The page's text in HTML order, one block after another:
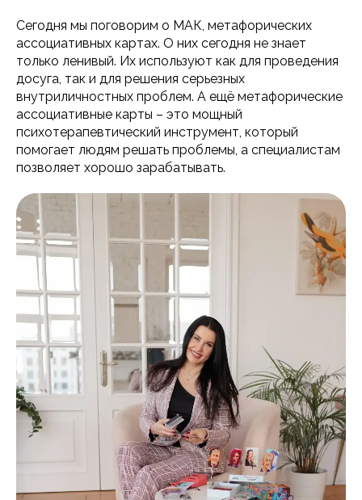
Сегодня мы поговорим о МАК, метафорических
ассоциативных картах. О них сегодня не знает
только ленивый. Их используют как для проведения
досуга, так и для решения серьезных
внутриличностных проблем. А ещё метафорические
ассоциативные карты – это мощный
психотерапевтический инструмент, который
помогает людям решать проблемы, а специалистам
позволяет хорошо зарабатывать.